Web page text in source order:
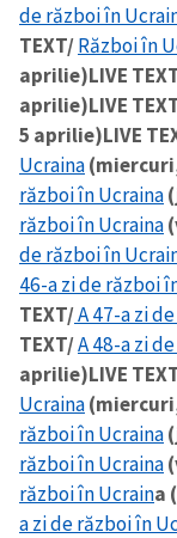
de război în
TEXT/Război în
aprilie)LIVE
aprilie)LIVE
5 aprilie)LIVE
Ucraina
război în Ucraina
război în Ucraina
de război în
46-a zi de război
TEXT/A 47-a zi
TEXT/A 48-a zi
aprilie)LIVE
Ucraina
război în Ucraina
război în Ucraina
război în Ucraina
a zi de război în